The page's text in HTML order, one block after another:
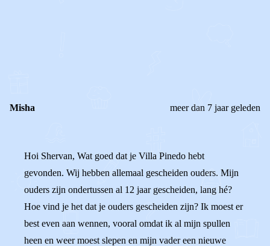
Misha meer dan 7 jaar geleden
Hoi Shervan, Wat goed dat je Villa Pinedo hebt
gevonden. Wij hebben allemaal gescheiden ouders. Mijn
ouders zijn ondertussen al 12 jaar gescheiden, lang hé?
Hoe vind je het dat je ouders gescheiden zijn? Ik moest er
best even aan wennen, vooral omdat ik al mijn spullen
heen en weer moest slepen en mijn vader een nieuwe